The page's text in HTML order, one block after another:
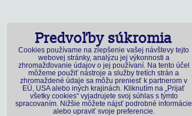
Predvoľby súkromia
Cookies používame na zlepšenie vašej návštevy tejto
webovej stránky, analýzu jej výkonnosti a
zhromažďovanie údajov o jej používaní. Na tento účel
môžeme použiť nástroje a služby tretích strán a
zhromaždené údaje sa môžu preniesť k partnerom v
EÚ, USA alebo iných krajinách. Kliknutím na „Prijať
všetky cookies“ vyjadrujete svoj súhlas s týmto
spracovaním. Nižšie môžete nájsť podrobné informácie
alebo upraviť svoje preferencie.